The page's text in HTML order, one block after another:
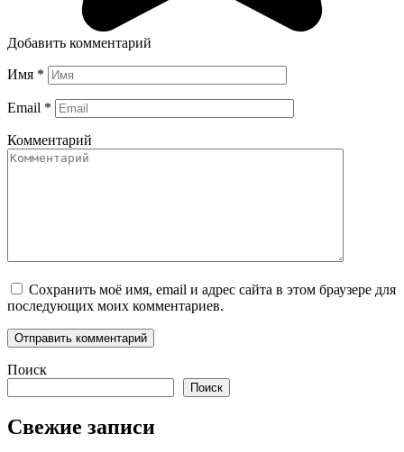
Добавить комментарий
Имя *
Email *
Комментарий
Сохранить моё имя, email и адрес сайта в этом браузере для
последующих моих комментариев.
Поиск
Поиск
Свежие записи